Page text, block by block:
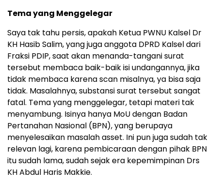
Tema yang Menggelegar
Saya tak tahu persis, apakah Ketua PWNU Kalsel Dr
KH Hasib Salim, yang juga anggota DPRD Kalsel dari
Fraksi PDIP, saat akan menanda-tangani surat
tersebut membaca baik-baik isi undangannya, jika
tidak membaca karena scan misalnya, ya bisa saja
tidak. Masalahnya, substansi surat tersebut sangat
fatal. Tema yang menggelegar, tetapi materi tak
menyambung. Isinya hanya MoU dengan Badan
Pertanahan Nasional (BPN), yang berupaya
menyelesaikan masalah asset. Ini pun juga sudah tak
relevan lagi, karena pembicaraan dengan pihak BPN
itu sudah lama, sudah sejak era kepemimpinan Drs
KH Abdul Haris Makkie.